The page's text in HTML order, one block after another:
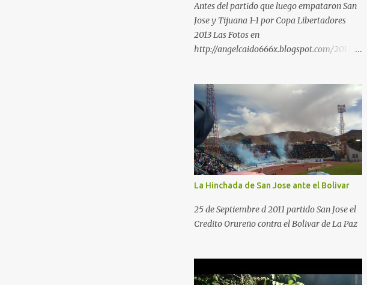
Antes del partido que luego empataron San
Jose y Tijuana 1-1 por Copa Libertadores
2013 Las Fotos en
http://angelcaido666x.blogspot.com/2013/0
La Hinchada de San Jose ante el Bolivar
25 de Septiembre d 2011 partido San Jose el
Credito Orureño contra el Bolivar de La Paz